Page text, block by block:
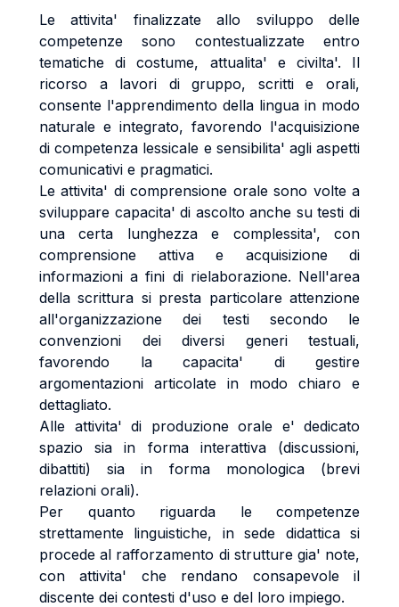
Le attivita' finalizzate allo sviluppo delle
competenze sono contestualizzate entro
tematiche di costume, attualita' e civilta'. Il
ricorso a lavori di gruppo, scritti e orali,
consente l'apprendimento della lingua in modo
naturale e integrato, favorendo l'acquisizione
di competenza lessicale e sensibilita' agli aspetti
comunicativi e pragmatici.
Le attivita' di comprensione orale sono volte a
sviluppare capacita' di ascolto anche su testi di
una certa lunghezza e complessita', con
comprensione attiva e acquisizione di
informazioni a fini di rielaborazione. Nell'area
della scrittura si presta particolare attenzione
all'organizzazione dei testi secondo le
convenzioni dei diversi generi testuali,
favorendo la capacita' di gestire
argomentazioni articolate in modo chiaro e
dettagliato.
Alle attivita' di produzione orale e' dedicato
spazio sia in forma interattiva (discussioni,
dibattiti) sia in forma monologica (brevi
relazioni orali).
Per quanto riguarda le competenze
strettamente linguistiche, in sede didattica si
procede al rafforzamento di strutture gia' note,
con attivita' che rendano consapevole il
discente dei contesti d'uso e del loro impiego.